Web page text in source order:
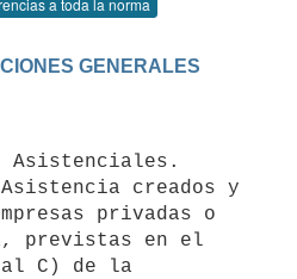
a toda la norma
GENERALES
creados y
privadas o
previstas en el
C) de la